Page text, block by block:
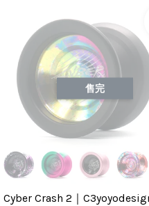
售完
Cyber Crash 2｜